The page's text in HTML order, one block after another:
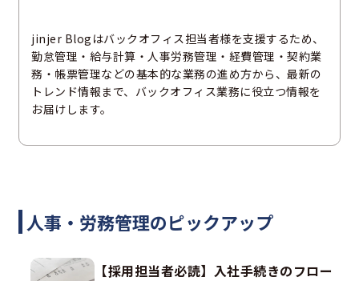
jinjer Blogはバックオフィス担当者様を支援するため、
勤怠管理・給与計算・人事労務管理・経費管理・契約業
務・帳票管理などの基本的な業務の進め方から、最新の
トレンド情報まで、バックオフィス業務に役立つ情報を
お届けします。
人事・労務管理のピックアップ
【採用担当者必読】入社手続きのフロー